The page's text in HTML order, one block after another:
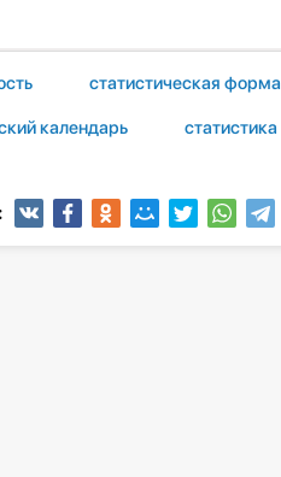
статистическая форма
календарь статистика